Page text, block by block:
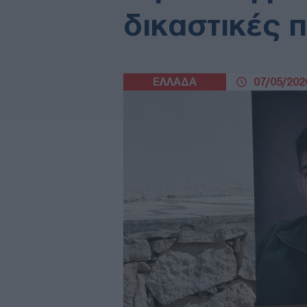
δικαστικές
ΕΛΛΑΔΑ 07/05/